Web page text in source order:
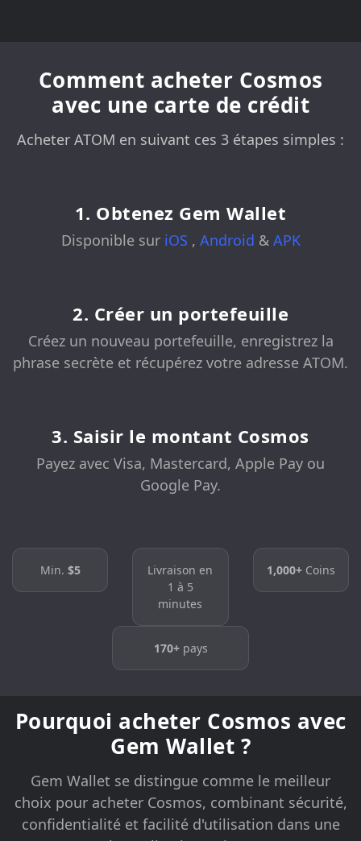
Comment acheter Cosmos
avec une carte de crédit
Acheter ATOM en suivant ces 3 étapes simples :
1. Obtenez Gem Wallet
Disponible sur iOS , Android & APK
2. Créer un portefeuille
Créez un nouveau portefeuille, enregistrez la
phrase secrète et récupérez votre adresse ATOM.
3. Saisir le montant Cosmos
Payez avec Visa, Mastercard, Apple Pay ou
Google Pay.
Min. $5
Livraison en
1 à 5
minutes
1,000+Coins
170+pays
Pourquoi acheter Cosmos avec
Gem Wallet ?
Gem Wallet se distingue comme le meilleur
choix pour acheter Cosmos, combinant sécurité,
confidentialité et facilité d'utilisation dans une